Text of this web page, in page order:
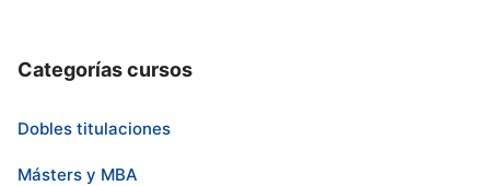
Categorías cursos
Dobles titulaciones
Másters y MBA